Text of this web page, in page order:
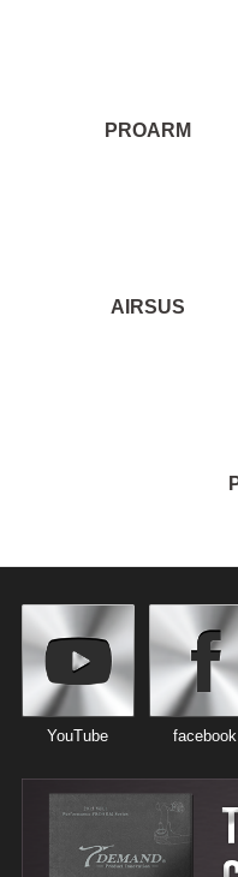
PROARM
AIRSUS
YouTube facebook